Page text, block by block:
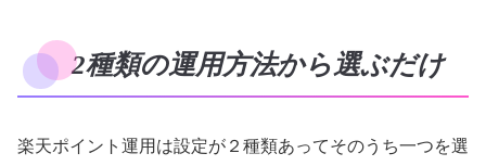
2種類の運用方法から選ぶだけ
楽天ポイント運用は設定が２種類あってそのうち一つを選